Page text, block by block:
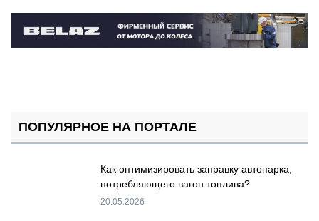
ПОПУЛЯРНОЕ НА ПОРТАЛЕ
Как оптимизировать заправку автопарка,
потребляющего вагон топлива?
20.05.2026